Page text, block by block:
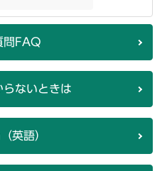
問FAQ
ないときは
英語）